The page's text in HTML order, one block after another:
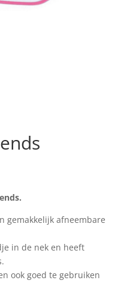
gemakkelijk afneembare
in de nek en heeft
ook goed te gebruiken